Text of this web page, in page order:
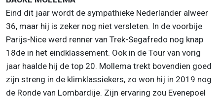
Eind dit jaar wordt de sympathieke Nederlander alweer
36, maar hij is zeker nog niet versleten. In de voorbije
Parijs-Nice werd renner van Trek-Segafredo nog knap
18de in het eindklassement. Ook in de Tour van vorig
jaar haalde hij de top 20. Mollema trekt bovendien goed
zijn streng in de klimklassiekers, zo won hij in 2019 nog
de Ronde van Lombardije. Zijn ervaring zou Evenepoel